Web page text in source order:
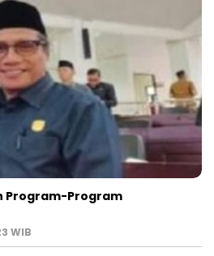
Program-Program
WIB